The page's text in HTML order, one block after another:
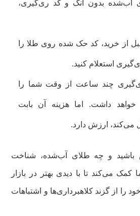
آب‌شده بدون انگ و کد ری‌گیری،
از خرید، کد حک شده روی طلا را
استعلام کنید.
چند ساعت از وقت شما را
خواهد داشت. اما هزینه آن بابت
می‌کند، ارزش دارد.
باشید و چه طلای آب‌شده، شناخت
می‌کند تا با دیدی بهتر در بازار
را از گزند کلاهبرداری‌ها و اشتباهات